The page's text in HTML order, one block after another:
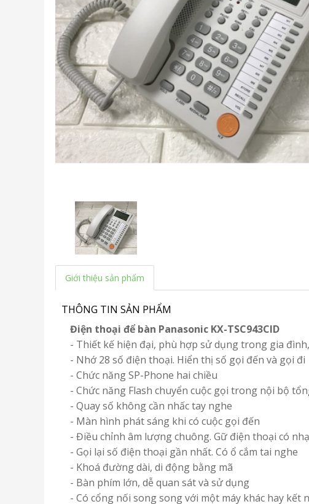
Giới thiệu sản phẩm
THÔNG TIN SẢN PHẨM
Điện thoại để bàn Panasonic KX-TSC943CID
- Thiết kế hiện đại, phù hợp sử dụng trong gia
- Nhớ 28 số điện thoại. Hiển thị số gọi đến và gọi đi
- Chức năng SP-Phone hai chiều
- Chức năng Flash chuyển cuộc gọi trong nội bộ
- Quay số không cần nhấc tay nghe
- Màn hình phát sáng khi có cuộc gọi đến
- Điều chỉnh âm lượng chuông. Gữ điện thoại có
- Gọi lại số điện thoại gần nhất. Có ổ cắm tai nghe
- Khoá đường dài, di động bằng mã
- Bàn phím lớn, dễ quan sát và sử dụng
- Có cổng nối song song với một máy khác hay kết